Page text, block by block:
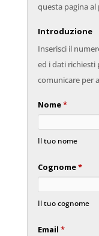
questa pagina
Introduzione
Inserisci il
ed i dati richiesti
comunicare per
Nome*
Il tuo nome
Cognome*
Il tuo cognome
Email*